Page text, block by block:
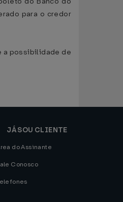
para o credor
a possibilidade de
JÁ SOU CLIENTE
do Assinante
Conosco